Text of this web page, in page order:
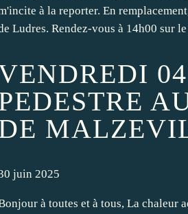
à la reporter. En
Ludres. Rendez-vous à 14h00 sur
juin 2025
à toutes et à tous, La chaleur